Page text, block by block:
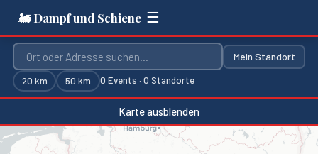
🚂 Dampf und Schiene ☰
Mein Standort
20 km 50 km 0 Events ·0 Standorte
Karte ausblenden